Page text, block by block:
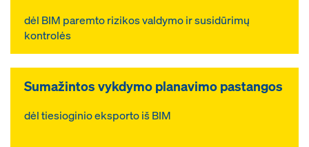
dėl BIM paremto rizikos valdymo ir susidūrimų
kontrolės
Sumažintos vykdymo planavimo pastangos
dėl tiesioginio eksporto iš BIM